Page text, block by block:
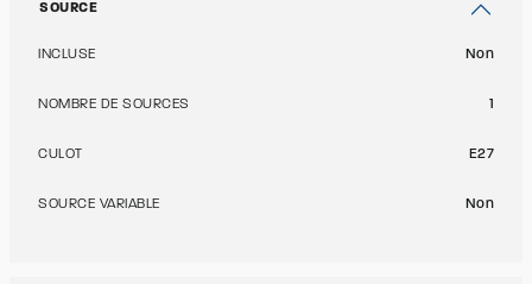
SOURCE
INCLUSE Non
NOMBRE DE SOURCES 1
CULOT E27
SOURCE VARIABLE Non